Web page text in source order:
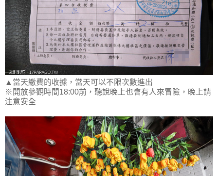
▲當天繳費的收據，當天可以不限次數進出
※開放參觀時間18:00前，聽說晚上也會有人來冒險，晚上請
注意安全